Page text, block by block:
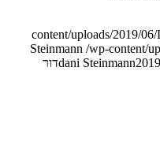
content/uploads/
Steinmann /wp-
dani Steinmann דור